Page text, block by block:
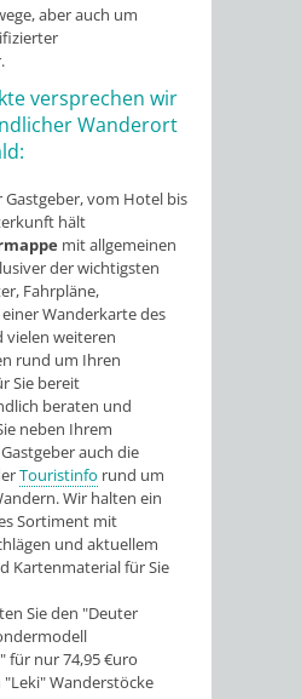
aber auch um
versprechen wir
Wanderort
Gastgeber, vom Hotel bis
hält
mit allgemeinen
der wichtigsten
Fahrpläne,
Wanderkarte des
vielen weiteren
rund um Ihren
Sie bereit
beraten und
neben Ihrem
auch die
Touristinfo rund um
Wir halten ein
Sortiment mit
und aktuellem
Kartenmaterial für Sie
Sie den "Deuter
für nur 74,95 €uro
Wanderstöcke